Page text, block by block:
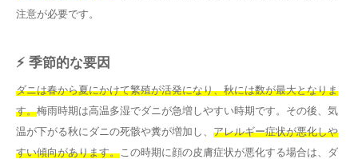
注意が必要です。
⚡ 季節的な要因
ダニは春から夏にかけて繁殖が活発になり、秋には数が最大となりま
す。梅雨時期は高温多湿でダニが急増しやすい時期です。その後、気
温が下がる秋にダニの死骸や糞が増加し、 アレルギー症状が悪化しや
すい傾向があります。 この時期に顔の皮膚症状が悪化する場合は、ダ